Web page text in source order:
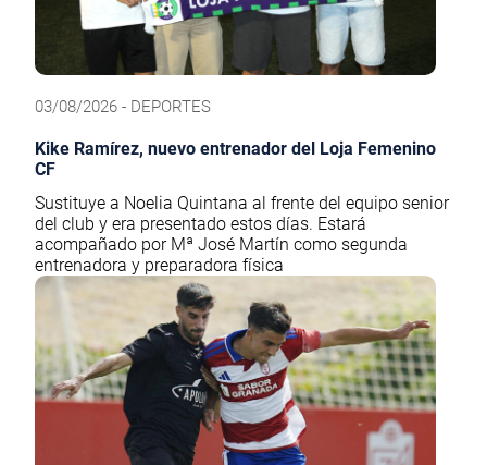
03/08/2026 - DEPORTES
Kike Ramírez, nuevo entrenador del Loja Femenino
CF
Sustituye a Noelia Quintana al frente del equipo senior
del club y era presentado estos días. Estará
acompañado por Mª José Martín como segunda
entrenadora y preparadora física